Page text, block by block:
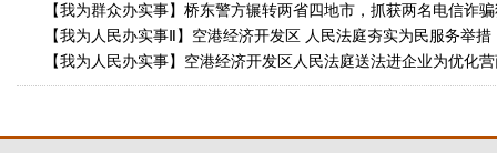
【我为群众办实事】桥东警方辗转两省四地市，抓获两名电信诈
【我为人民办实事Ⅱ】空港经济开发区 人民法庭夯实为民服务举
【我为人民办实事】空港经济开发区人民法庭送法进企业为优化